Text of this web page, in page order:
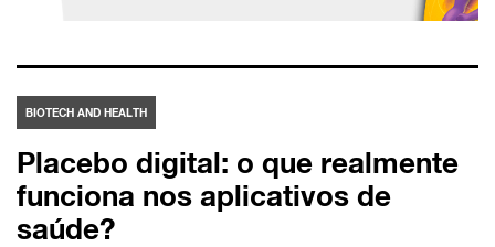
BIOTECH AND HEALTH
Placebo digital: o que realmente
funciona nos aplicativos de
saúde?